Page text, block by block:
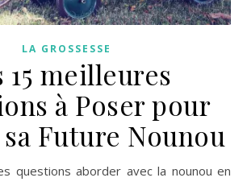
LA GROSSESSE
15 meilleures
à Poser pour
Future Nounou